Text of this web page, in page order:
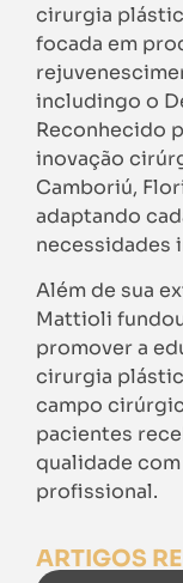
cirurgia
focada em
includingo o
Reconhecido
inovação
Camboriú,
adaptando
necessidades
Além de sua
Mattioli
promover a
cirurgia
campo
pacientes
qualidade
profissional.
ARTIGOS